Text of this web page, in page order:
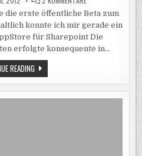
SHAREPOINT
2013
ZUM
DOWNLOAD
erste öffentliche Beta zum
konnte ich mir gerade ein
für Sharepoint Die
erfolgte konsequente in…
READINGSHAREPOINT
2013
BETA
ZUM
DOWNLOAD